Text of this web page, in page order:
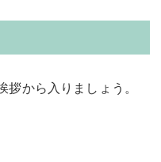
から入りましょう。